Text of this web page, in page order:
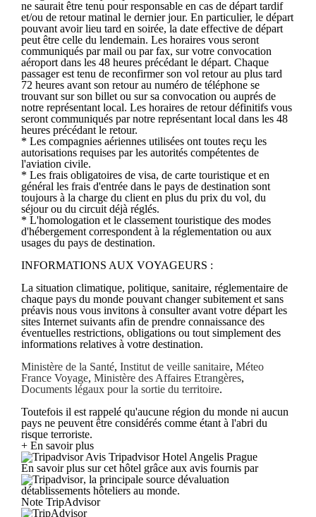
ne saurait être tenu pour responsable en cas de départ tardif
et/ou de retour matinal le dernier jour. En particulier, le départ
pouvant avoir lieu tard en soirée, la date effective de départ
peut être celle du lendemain. Les horaires vous seront
communiqués par mail ou par fax, sur votre convocation
aéroport dans les 48 heures précédant le départ. Chaque
passager est tenu de reconfirmer son vol retour au plus tard
72 heures avant son retour au numéro de téléphone se
trouvant sur son billet ou sur sa convocation ou auprés de
notre représentant local. Les horaires de retour définitifs vous
seront communiqués par notre représentant local dans les 48
heures précédant le retour.
* Les compagnies aériennes utilisées ont toutes reçu les
autorisations requises par les autorités compétentes de
l'aviation civile.
* Les frais obligatoires de visa, de carte touristique et en
général les frais d'entrée dans le pays de destination sont
toujours à la charge du client en plus du prix du vol, du
séjour ou du circuit déjà réglés.
* L'homologation et le classement touristique des modes
d'hébergement correspondent à la réglementation ou aux
usages du pays de destination.
INFORMATIONS AUX VOYAGEURS :
La situation climatique, politique, sanitaire, réglementaire de
chaque pays du monde pouvant changer subitement et sans
préavis nous vous invitons à consulter avant votre départ les
sites Internet suivants afin de prendre connaissance des
éventuelles restrictions, obligations ou tout simplement des
informations relatives à votre destination.
Ministère de la Santé, Institut de veille sanitaire, Méteo
France Voyage, Ministère des Affaires Etrangères,
Documents légaux pour la sortie du territoire.
Toutefois il est rappelé qu'aucune région du monde ni aucun
pays ne peuvent être considérés comme étant à l'abri du
risque terroriste.
+ En savoir plus
Avis Tripadvisor Hotel Angelis Prague
En savoir plus sur cet hôtel grâce aux avis fournis par
, la principale source dévaluation
détablissements hôteliers au monde.
Note TripAdvisor